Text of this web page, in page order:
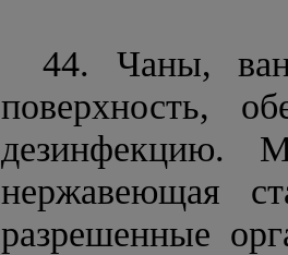
44. Чаны,
поверхность,
дезинфекцию.
нержавеющая
разрешенные